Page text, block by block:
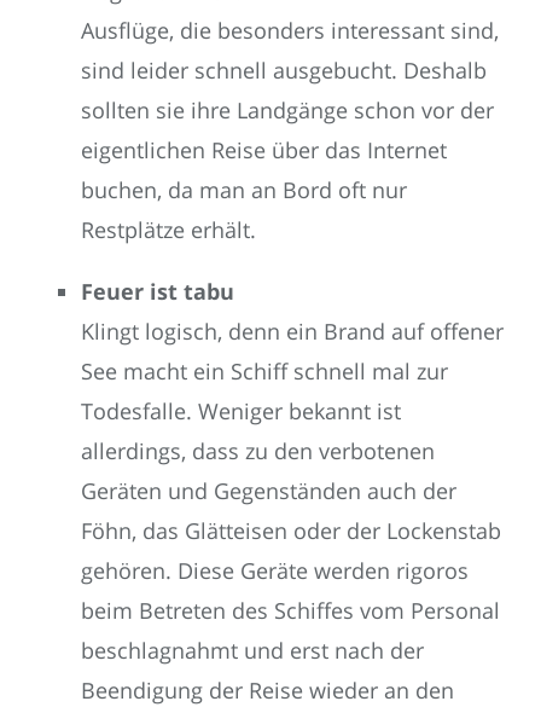
Ausflüge, die besonders interessant sind,
sind leider schnell ausgebucht. Deshalb
sollten sie ihre Landgänge schon vor der
eigentlichen Reise über das Internet
buchen, da man an Bord oft nur
Restplätze erhält.
Feuer ist tabu
Klingt logisch, denn ein Brand auf offener
See macht ein Schiff schnell mal zur
Todesfalle. Weniger bekannt ist
allerdings, dass zu den verbotenen
Geräten und Gegenständen auch der
Föhn, das Glätteisen oder der Lockenstab
gehören. Diese Geräte werden rigoros
beim Betreten des Schiffes vom Personal
beschlagnahmt und erst nach der
Beendigung der Reise wieder an den